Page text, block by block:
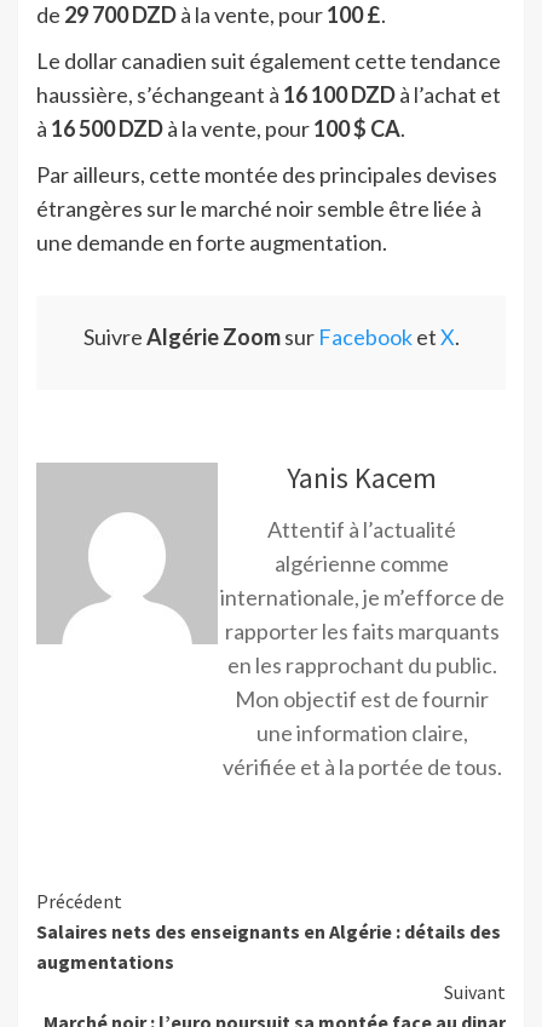
de 29 700 DZDà la vente, pour100 £.
Le dollar canadien suit également cette tendance
haussière, s’échangeant à 16 100 DZDà l’achat et
à 16 500 DZDà la vente, pour100 $ CA.
Par ailleurs, cette montée des principales devises
étrangères sur le marché noir semble être liée à
une demande en forte augmentation.
SuivreAlgérie Zoomsur FacebooketX.
Yanis Kacem
Attentif à l’actualité
algérienne comme
internationale, je m’efforce de
rapporter les faits marquants
en les rapprochant du public.
Mon objectif est de fournir
une information claire,
vérifiée et à la portée de tous.
Précédent
Salaires nets des enseignants en Algérie : détails des
augmentations
Suivant